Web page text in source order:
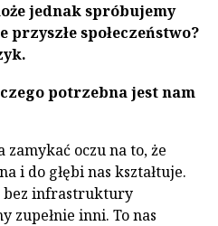
jednak spróbujemy
społeczeństwo?
potrzebna jest nam
zamykać oczu na to, że
i do głębi nas kształtuje.
bez infrastruktury
zupełnie inni. To nas